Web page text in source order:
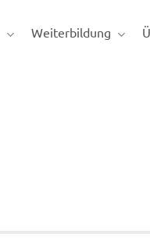
Weiterbildung